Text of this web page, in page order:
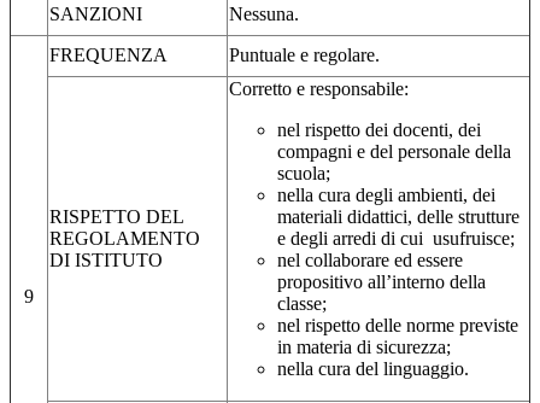
SANZIONI
Nessuna.
9
FREQUENZA Puntuale e regolare.
RISPETTO DEL
REGOLAMENTO
DI ISTITUTO
Corretto e responsabile:
nel rispetto dei docenti, dei
compagni e del personale della
scuola;
nella cura degli ambienti, dei
materiali didattici, delle strutture
e degli arredi di cui usufruisce;
nel collaborare ed essere
propositivo all’interno della
classe;
nel rispetto delle norme previste
in materia di sicurezza;
nella cura del linguaggio.